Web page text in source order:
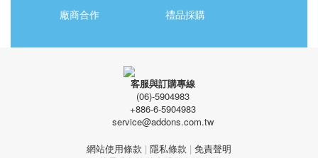
廠商合作 禮品採購
客服與訂購專線
(06)-5904983
+886-6-5904983
service@addons.com.tw
網站使用條款 | 隱私條款 | 免責聲明